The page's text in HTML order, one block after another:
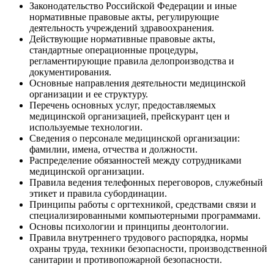
Законодательство Российской Федерации и иные
нормативные правовые акты, регулирующие
деятельность учреждений здравоохранения.
Действующие нормативные правовые акты,
стандартные операционные процедуры,
регламентирующие правила делопроизводства и
документирования.
Основные направления деятельности медицинской
организации и ее структуру.
Перечень основных услуг, предоставляемых
медицинской организацией, прейскурант цен и
используемые технологии.
Сведения о персонале медицинской организации:
фамилии, имена, отчества и должности.
Распределение обязанностей между сотрудниками
медицинской организации.
Правила ведения телефонных переговоров, служебный
этикет и правила субординации.
Принципы работы с оргтехникой, средствами связи и
специализированными компьютерными программами.
Основы психологии и принципы деонтологии.
Правила внутреннего трудового распорядка, нормы
охраны труда, техники безопасности, производственной
санитарии и противопожарной безопасности.